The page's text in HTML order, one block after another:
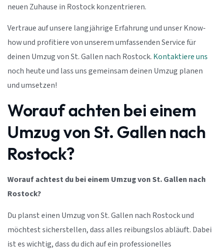
neuen Zuhause in Rostock konzentrieren.
Vertraue auf unsere langjährige Erfahrung und unser Know-
how und profitiere von unserem umfassenden Service für
deinen Umzug von St. Gallen nach Rostock. Kontaktiere uns
noch heute und lass uns gemeinsam deinen Umzug planen
und umsetzen!
Worauf achten bei einem
Umzug von St. Gallen nach
Rostock?
Worauf achtest du bei einem Umzug von St. Gallen nach
Rostock?
Du planst einen Umzug von St. Gallen nach Rostock und
möchtest sicherstellen, dass alles reibungslos abläuft. Dabei
ist es wichtig, dass du dich auf ein professionelles